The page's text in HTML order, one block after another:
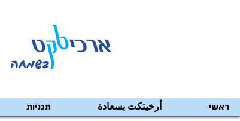
ראשי أرخيتكت بسعادة תכניות